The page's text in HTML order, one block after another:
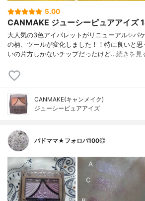
5.00
CANMAKE ジューシーピュアアイズ
大人気の3色アイパレットがリニューアル✨パ
の柄、ツールが変化しました！！特に良いと
いの片方しかないチップだったけど…続きを見
CANMAKE(キャンメイク)
ジューシーピュアアイズ
バドママ★フォロバ100◎